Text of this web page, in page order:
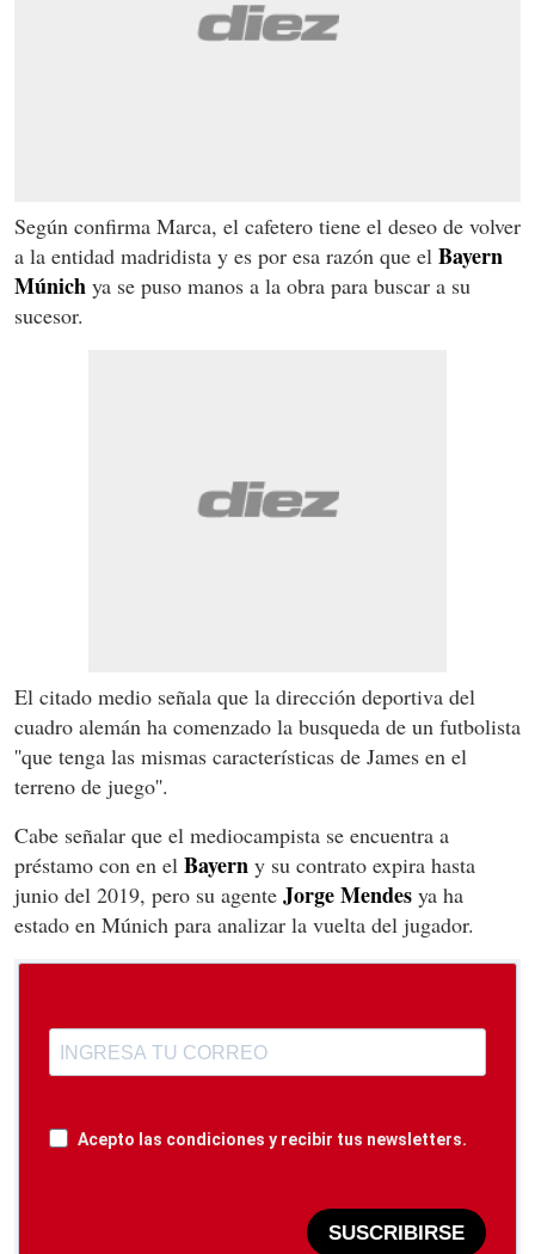
Según confirma Marca, el cafetero tiene el deseo de volver
a la entidad madridista y es por esa razón que el Bayern
Múnich ya se puso manos a la obra para buscar a su
sucesor.
El citado medio señala que la dirección deportiva del
cuadro alemán ha comenzado la busqueda de un futbolista
''que tenga las mismas características de James en el
terreno de juego''.
Cabe señalar que el mediocampista se encuentra a
préstamo con en el Bayern y su contrato expira hasta
junio del 2019, pero su agente Jorge Mendes ya ha
estado en Múnich para analizar la vuelta del jugador.
Acepto las condiciones y recibir tus newsletters.
SUSCRIBIRSE